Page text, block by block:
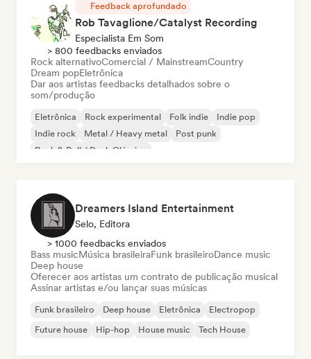
Feedback aprofundado
Rob Tavaglione/Catalyst Recording
Especialista Em Som
> 800 feedbacks enviados
Rock alternativoComercial / MainstreamCountry
Dream popEletrônica
Dar aos artistas feedbacks detalhados sobre o
som/produção
Eletrônica Rock experimental Folk indie
Indie pop
Indie rock
Metal / Heavy metal
Post punk
Rock & Roll / Rock Clássico
Dreamers Island Entertainment
Selo, Editora
> 1000 feedbacks enviados
Bass musicMúsica brasileiraFunk brasileiroDance music
Deep house
Oferecer aos artistas um contrato de publicação musical
Assinar artistas e/ou lançar suas músicas
Funk brasileiro Deep house Eletrônica
Electropop
Future house
Hip-hop House music Tech House